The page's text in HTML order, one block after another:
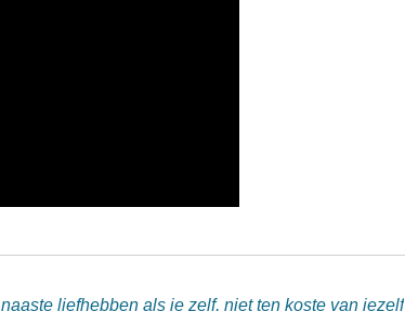
liefhebben als je zelf, niet ten koste van jezelf